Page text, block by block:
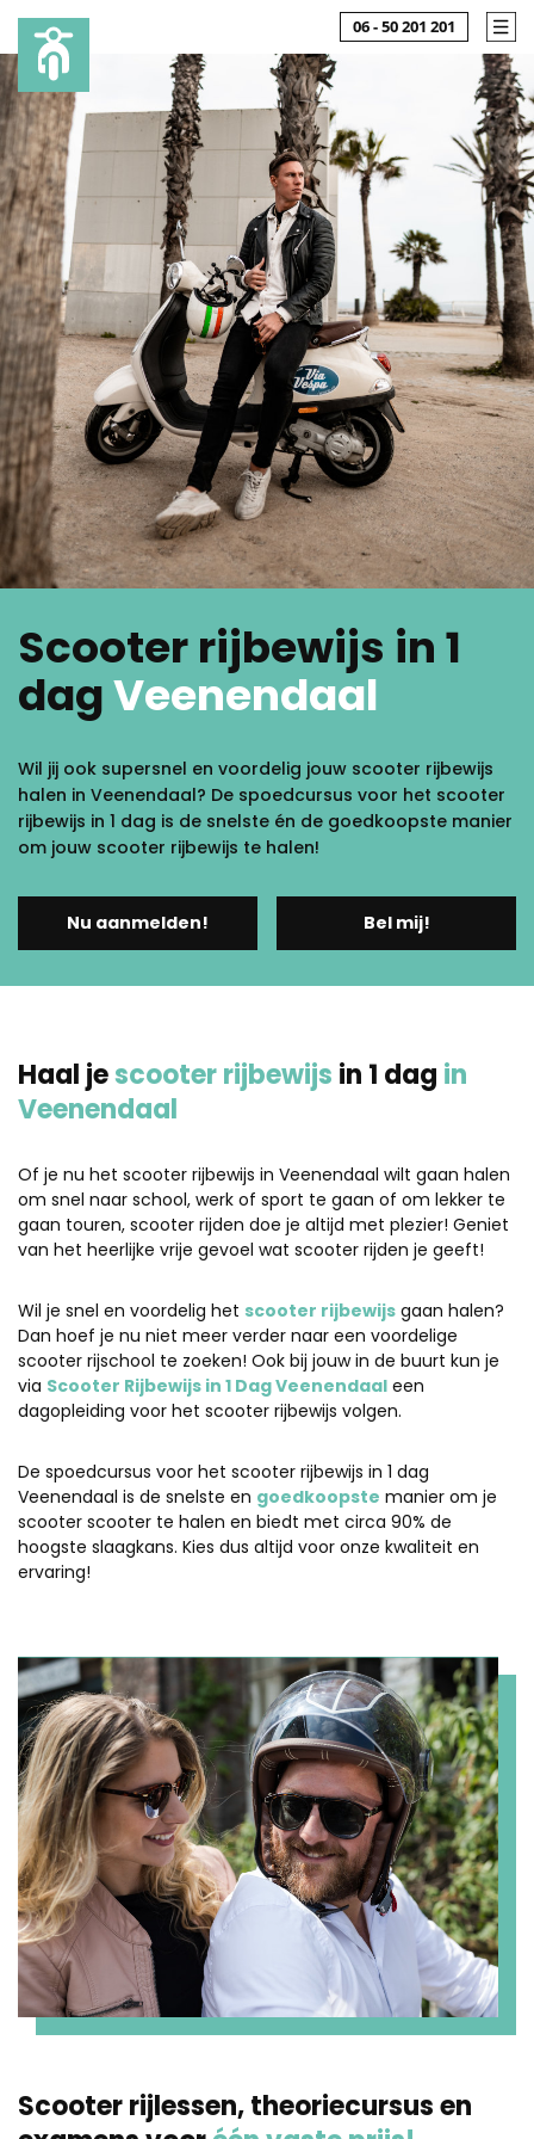
06 - 50 201 201
Scooter rijbewijs in 1
dagVeenendaal
Wil jij ook supersnel en voordelig jouw scooter rijbewijs
halen in Veenendaal? De spoedcursus voor het scooter
rijbewijs in 1 dag is de snelste én de goedkoopste manier
om jouw scooter rijbewijs te halen!
Nu aanmelden! Bel mij!
Haal jescooter rijbewijs in 1 dag in
Veenendaal
Of je nu het scooter rijbewijs in Veenendaal wilt gaan halen
om snel naar school, werk of sport te gaan of om lekker te
gaan touren, scooter rijden doe je altijd met plezier! Geniet
van het heerlijke vrije gevoel wat scooter rijden je geeft!
Wil je snel en voordelig het scooter rijbewijs gaan halen?
Dan hoef je nu niet meer verder naar een voordelige
scooter rijschool te zoeken! Ook bij jouw in de buurt kun je
via Scooter Rijbewijs in 1 Dag Veenendaal een
dagopleiding voor het scooter rijbewijs volgen.
De spoedcursus voor het scooter rijbewijs in 1 dag
Veenendaal is de snelste en goedkoopste manier om je
scooter scooter te halen en biedt met circa 90% de
hoogste slaagkans. Kies dus altijd voor onze kwaliteit en
ervaring!
Scooter rijlessen, theoriecursus en